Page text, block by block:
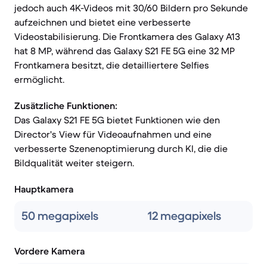
jedoch auch 4K-Videos mit 30/60 Bildern pro Sekunde
aufzeichnen und bietet eine verbesserte
Videostabilisierung. Die Frontkamera des Galaxy A13
hat 8 MP, während das Galaxy S21 FE 5G eine 32 MP
Frontkamera besitzt, die detailliertere Selfies
ermöglicht.
Zusätzliche Funktionen:
Das Galaxy S21 FE 5G bietet Funktionen wie den
Director's View für Videoaufnahmen und eine
verbesserte Szenenoptimierung durch KI, die die
Bildqualität weiter steigern.
Hauptkamera
50 megapixels 12 megapixels
Vordere Kamera